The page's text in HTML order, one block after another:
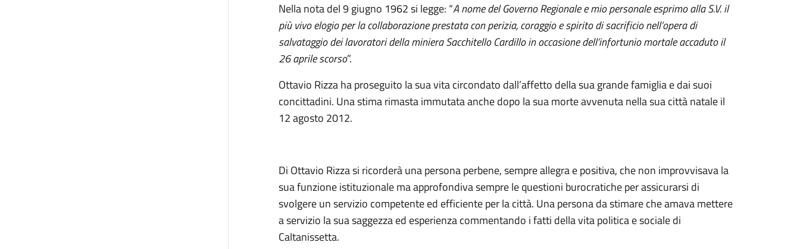
Nella nota del 9 giugno 1962 si legge: “A nome del Governo Regionale e mio personale esprimo alla S.V. il
più vivo elogio per la collaborazione prestata con perizia, coraggio e spirito di sacrificio nell’opera di
salvataggio dei lavoratori della miniera Sacchitello Cardillo in occasione dell’infortunio mortale accaduto il
26 aprile scorso”.
Ottavio Rizza ha proseguito la sua vita circondato dall’affetto della sua grande famiglia e dai suoi
concittadini. Una stima rimasta immutata anche dopo la sua morte avvenuta nella sua città natale il
12 agosto 2012.
Di Ottavio Rizza si ricorderà una persona perbene, sempre allegra e positiva, che non improvvisava la
sua funzione istituzionale ma approfondiva sempre le questioni burocratiche per assicurarsi di
svolgere un servizio competente ed efficiente per la città. Una persona da stimare che amava mettere
a servizio la sua saggezza ed esperienza commentando i fatti della vita politica e sociale di
Caltanissetta.